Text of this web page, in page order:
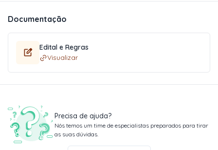
Documentação
Edital e Regras
Visualizar
Precisa de ajuda?
Nós temos um time de especialistas preparados para tirar
as suas dúvidas.